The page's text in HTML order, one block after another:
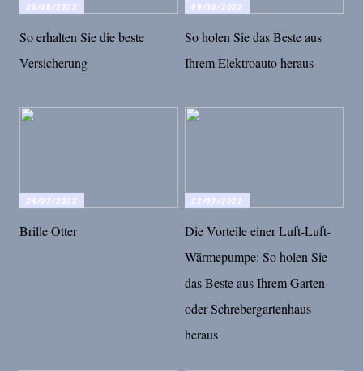
20/08/2022
So erhalten Sie die beste
Versicherung
09/08/2022
So holen Sie das Beste aus
Ihrem Elektroauto heraus
24/07/2022
Brille Otter
22/07/2022
Die Vorteile einer Luft-Luft-
Wärmepumpe: So holen Sie
das Beste aus Ihrem Garten-
oder Schrebergartenhaus
heraus